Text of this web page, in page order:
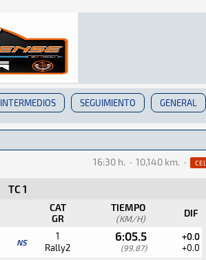
Rally · Rallye
INTERMEDIOS SEGUIMIENTO GENERAL
16:30 h. · 10,140 km. ·
TC 1
CAT
GR
TIEMPO
(KM/H) DIF
NS
1
Rally2
6:05.5
(99,87)
+0.0
+0.0